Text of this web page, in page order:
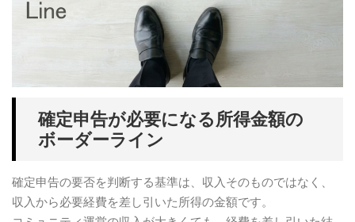
確定申告が必要になる所得金額の
ボーダーライン
確定申告の要否を判断する基準は、収入そのものではなく、
収入から必要経費を差し引いた所得の金額です。